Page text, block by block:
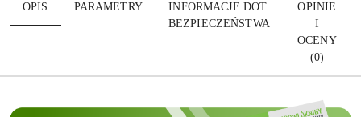
OPIS PARAMETRY
INFORMACJE DOT.
BEZPIECZEŃSTWA
OPINIE
I
OCENY
(0)